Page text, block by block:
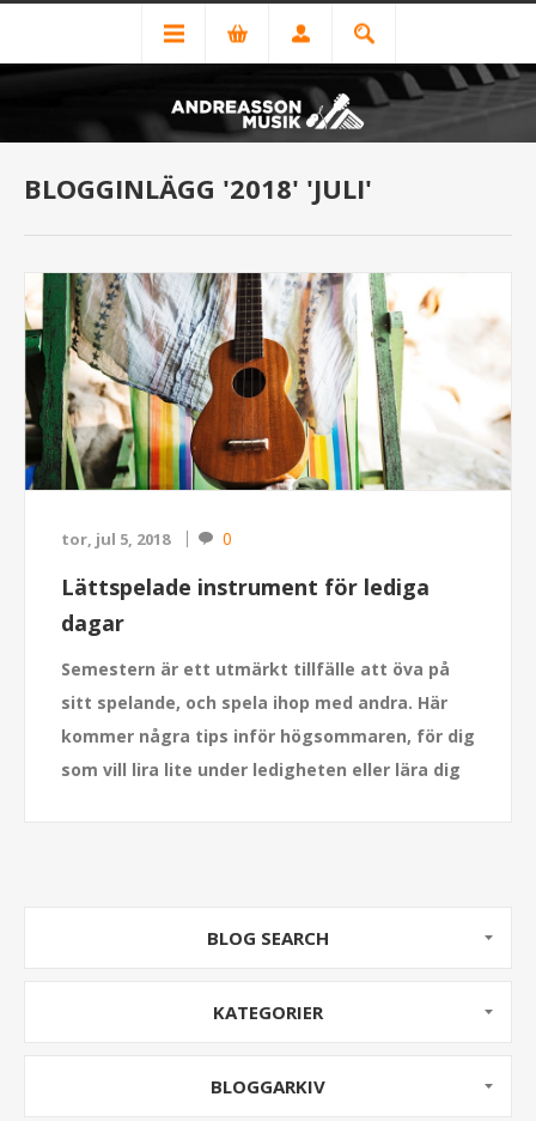
BLOGGINLÄGG '2018' 'JULI'
tor, jul 5, 2018 0
Lättspelade instrument för lediga
dagar
Semestern är ett utmärkt tillfälle att öva på
sitt spelande, och spela ihop med andra. Här
kommer några tips inför högsommaren, för dig
som vill lira lite under ledigheten eller lära dig
BLOG SEARCH
KATEGORIER
BLOGGARKIV